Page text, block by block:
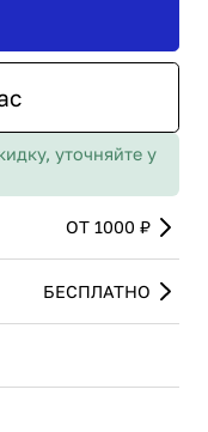
уточняйте у
ОТ 1000 ₽
БЕСПЛАТНО